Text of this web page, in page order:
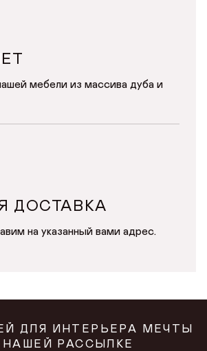
мебели из массива дуба и
ДОСТАВКА
на указанный вами адрес.
ДЛЯ ИНТЕРЬЕРА МЕЧТЫ
РАССЫЛКЕ